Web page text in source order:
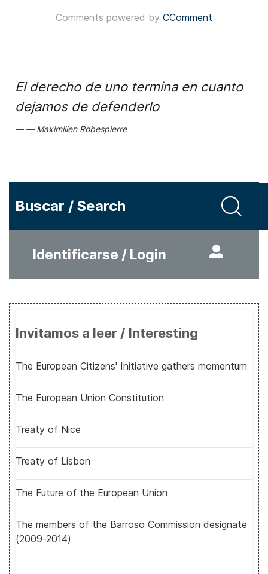
Comments powered by CComment
El derecho de uno termina en cuanto
dejamos de defenderlo
Maximilien Robespierre
Buscar / Search
Identificarse / Login
Invitamos a leer / Interesting
The European Citizens' Initiative gathers momentum
The European Union Constitution
Treaty of Nice
Treaty of Lisbon
The Future of the European Union
The members of the Barroso Commission designate
(2009-2014)